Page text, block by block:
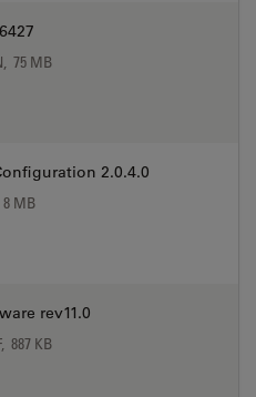
75 MB
2.0.4.0
8 MB
rev11.0
887 KB